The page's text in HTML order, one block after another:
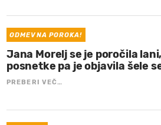
ODMEVNA POROKA!
Jana Morelj se je poročila lani,
posnetke pa je objavila šele
PREBERI VEČ…